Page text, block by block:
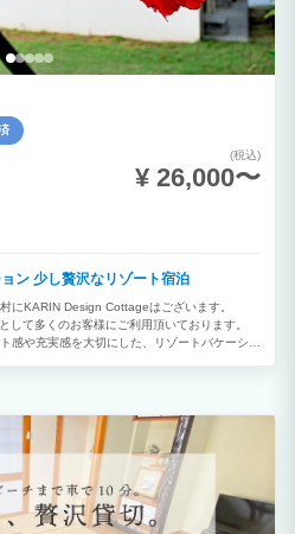
(税込)
¥ 26,000〜
ン 少し贅沢なリゾート宿泊
にKARIN Design Cottageはございます。
して多くのお客様にご利用頂いております。
感や充実感を大切にした、リゾートバケーショ